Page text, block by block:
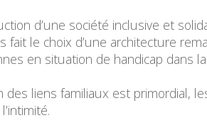
d’une société inclusive et
fait le choix d’une architecture
en situation de handicap dans la
des liens familiaux est primordial,